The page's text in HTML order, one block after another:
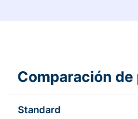
Comparación de
Standard